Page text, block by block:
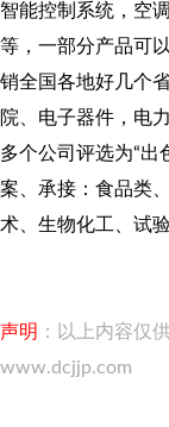
智能控制系统，空
等，一部分产品可
销全国各地好几个
院、电子器件，电
多个公司评选为“出
案、承接：食品类
术、生物化工、试
声明 ：以上内容仅
www.dcjjp.com